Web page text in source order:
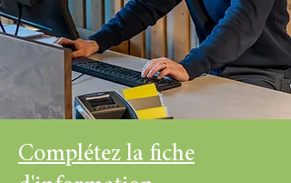
Complétez la fiche